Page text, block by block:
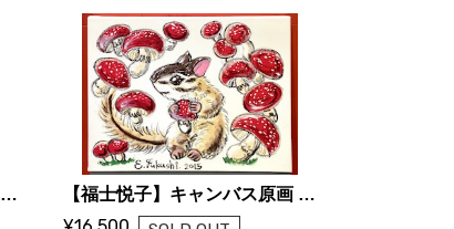
【福士悦子】キャンバス原画 「森の仲間たちのプレゼント」 【福士悦子】キャンバス原画 「キノコに囲まれて」